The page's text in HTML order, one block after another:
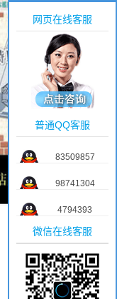
网页在线客服
普通QQ客服
83509857
98741304
4794393
微信在线客服